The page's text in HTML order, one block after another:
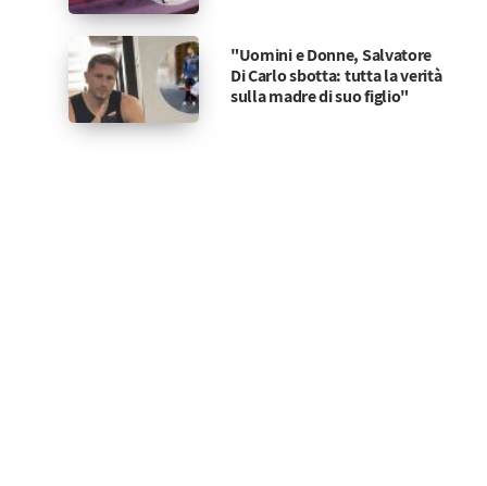
"Uomini e Donne, Salvatore
Di Carlo sbotta: tutta la verità
sulla madre di suo figlio"